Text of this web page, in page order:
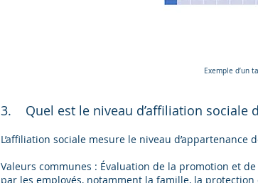
Exemple d’un
3. Quel est le niveau d’affiliation sociale
L’affiliation sociale mesure le niveau
Valeurs communes : Évaluation de la promotion et
par les employés, notamment la famille, la protection